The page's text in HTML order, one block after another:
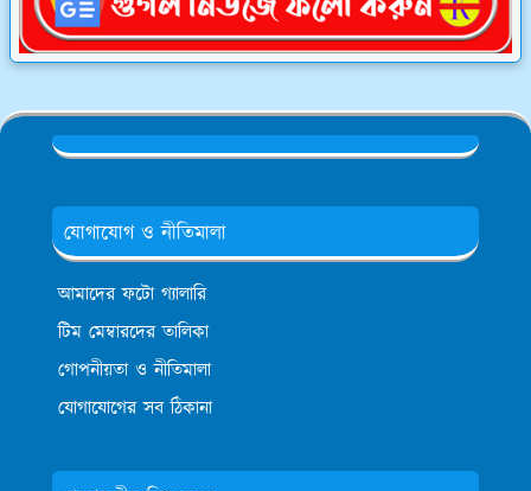
যোগাযোগ ও নীতিমালা
আমাদের ফটো গ্যালারি
টিম মেম্বারদের তালিকা
গোপনীয়তা ও নীতিমালা
যোগাযোগের সব ঠিকানা